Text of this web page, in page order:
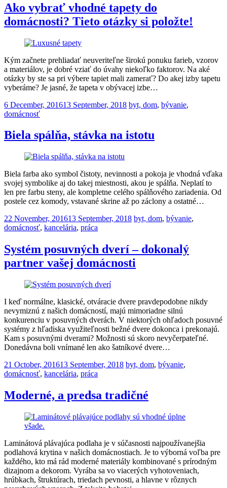
Ako vybrať vhodné tapety do
domácnosti? Tieto otázky si položte!
Kým začnete prehliadať neuveriteľne širokú ponuku farieb, vzorov
a materiálov, je dobré vziať do úvahy niekoľko faktorov. Na aké
otázky by ste sa pri výbere tapiet mali zamerať? Do akej izby tapetu
vyberáme? Je jasné, že tapeta v obývacej izbe…
Posted
on
6 December, 201613 September, 2018 byt, dom, bývanie,
domácnosť
Biela spálňa, stávka na istotu
Biela farba ako symbol čistoty, nevinnosti a pokoja je vhodná vďaka
svojej symbolike aj do takej miestnosti, akou je spálňa. Neplatí to
len pre farbu steny, ale kompletne celého spálňového zariadenia. Od
postele cez komody, vstavané skrine až po záclony a ostatné…
Posted
on
22 November, 201613 September, 2018 byt, dom, bývanie,
domácnosť, kancelária, práca
Systém posuvných dverí – dokonalý
partner vašej domácnosti
I keď normálne, klasické, otváracie dvere pravdepodobne nikdy
nevymiznú z našich domácností, majú mimoriadne silnú
konkurenciu v posuvných dverách. V niektorých ohľadoch posuvné
systémy z hľadiska využiteľnosti bežné dvere dokonca i prekonajú.
Kam s posuvnými dverami? Možnosti sú skoro nevyčerpateľné.
Donedávna boli vnímané len ako šatníkové dvere…
Posted
on
21 October, 201613 September, 2018 byt, dom, bývanie,
domácnosť, kancelária, práca
Moderné, a predsa tradičné
Laminátová plávajúca podlaha je v súčasnosti najpoužívanejšia
podlahová krytina v našich domácnostiach. Je to výborná voľba pre
každého, kto má rád moderné materiály kombinované s prírodným
dizajnom a dekorom. Vyrába sa vo viacerých vyhotoveniach,
hrúbkach, štruktúrach, triedach pevnosti, a hlavne v rôznych